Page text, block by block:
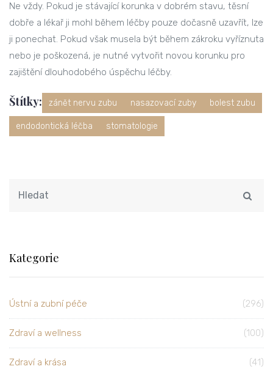
Ne vždy. Pokud je stávající korunka v dobrém stavu, těsní
dobře a lékař ji mohl během léčby pouze dočasně uzavřít, lze
ji ponechat. Pokud však musela být během zákroku vyříznuta
nebo je poškozená, je nutné vytvořit novou korunku pro
zajištění dlouhodobého úspěchu léčby.
Štítky: zánět nervu zubu nasazovací zuby bolest zubu
endodontická léčba stomatologie
Kategorie
Ústní a zubní péče (296)
Zdraví a wellness (100)
Zdraví a krása (41)